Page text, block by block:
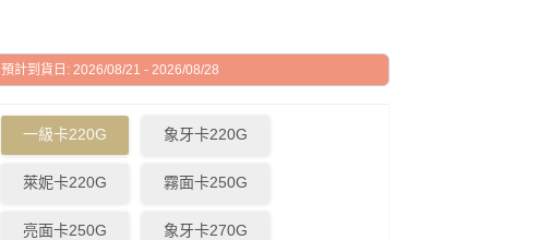
預計到貨日: 2026/08/21 - 2026/08/28
一級卡220G 象牙卡220G
萊妮卡220G 霧面卡250G
亮面卡250G 象牙卡270G